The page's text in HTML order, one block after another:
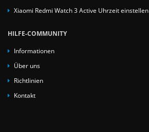
Xiaomi Redmi Watch 3 Active Uhrzeit einstellen
HILFE-COMMUNITY
Informationen
Über uns
Richtlinien
Kontakt